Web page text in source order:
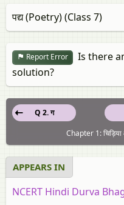
पद्य (Poetry) (Class 7)
Report Error
Is there
solution?
Q 2. ग
Chapter 1:
APPEARS IN
NCERT Hindi Durva